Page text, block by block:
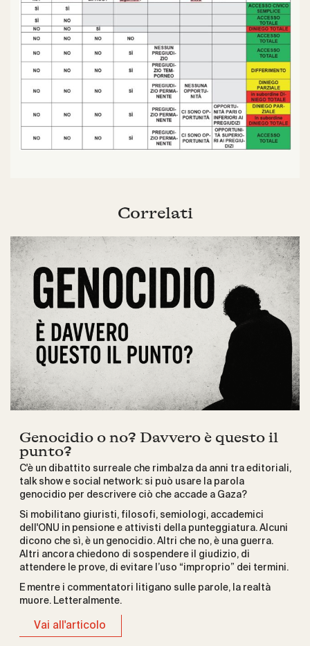
Correlati
Genocidio o no? Davvero è questo il
punto?
C'è un dibattito surreale che rimbalza da anni tra editoriali,
talk show e social network: si può usare la parola
genocidio per descrivere ciò che accade a Gaza?
Si mobilitano giuristi, filosofi, semiologi, accademici
dell'ONU in pensione e attivisti della punteggiatura. Alcuni
dicono che sì, è un genocidio. Altri che no, è una guerra.
Altri ancora chiedono di sospendere il giudizio, di
attendere le prove, di evitare l’uso “improprio” dei termini.
E mentre i commentatori litigano sulle parole, la realtà
muore. Letteralmente.
Vai all'articolo